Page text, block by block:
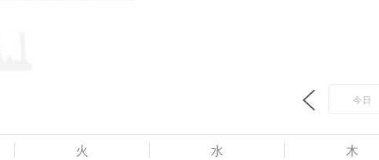
今日
火 水 木